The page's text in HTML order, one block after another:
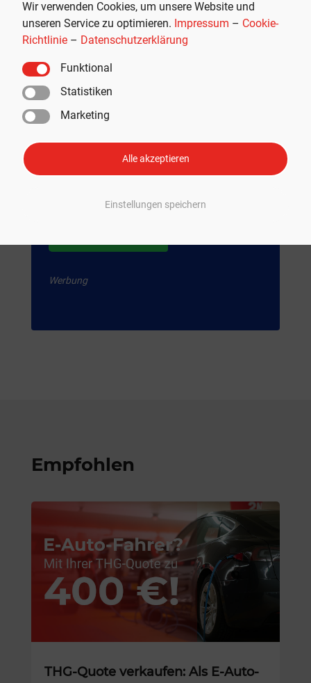
Wir verwenden Cookies, um unsere Website und
unseren Service zu optimieren. Impressum – Cookie-
Richtlinie – Datenschutzerklärung
Funktional
Statistiken
Marketing
Alle akzeptieren
Einstellungen speichern
Premium Tesla-Zubehör
Zubehör und -Accessoires für noch mehr
Weil es mehr als nur ein Auto ist.
Werbung
Empfohlen
THG-Quote verkaufen: Als E-Auto-